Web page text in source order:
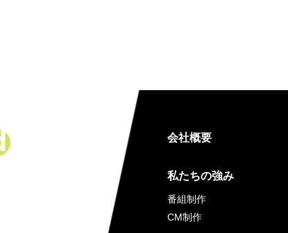
会社概要
私たちの強み
番組制作
CM制作